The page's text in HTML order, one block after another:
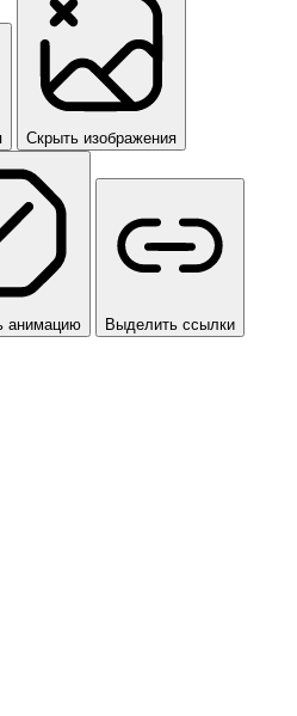
Скрыть изображения
анимацию
Выделить ссылки